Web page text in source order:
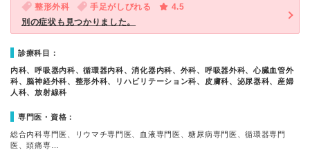
整形外科 手足がしびれる
4.5
別の症状も見つかりました。
診療科目：
内科、呼吸器内科、循環器内科、消化器内科、外科、呼吸器外科、心臓血管外
科、脳神経外科、整形外科、リハビリテーション科、皮膚科、泌尿器科、産婦
人科、放射線科
専門医・資格：
総合内科専門医、リウマチ専門医、血液専門医、糖尿病専門医、循環器専門
医、頭痛専…